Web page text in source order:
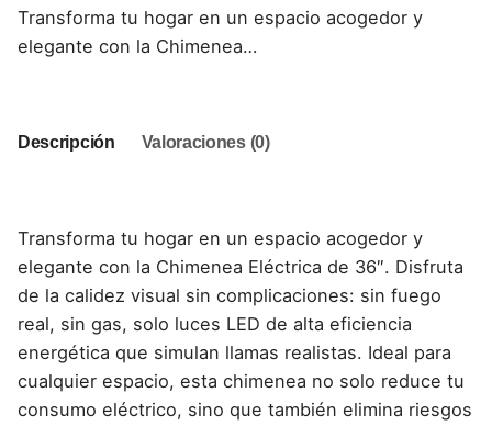
Transforma tu hogar en un espacio acogedor y
elegante con la Chimenea…
Descripción Valoraciones (0)
Transforma tu hogar en un espacio acogedor y
elegante con la Chimenea Eléctrica de 36″. Disfruta
de la calidez visual sin complicaciones: sin fuego
real, sin gas, solo luces LED de alta eficiencia
energética que simulan llamas realistas. Ideal para
cualquier espacio, esta chimenea no solo reduce tu
consumo eléctrico, sino que también elimina riesgos